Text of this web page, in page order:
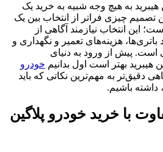
هیبرید به هیچ ‌وجه شبیه به خرید یک
چیزی فراتر از انتخاب بین یک
این انتخاب نیازمند آگاهی از
هزینه‌های تعمیر و نگهداری و
پیش از ورود به دنیای
هیبرید بهتر است اول بدانیم خودرو
به مهم‌ترین نکاتی که باید
داشته باشیم.
با خرید خودرو پلاگین